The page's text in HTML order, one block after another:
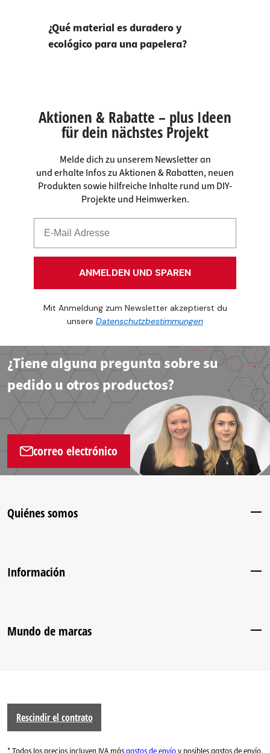
¿Qué material es duradero y
ecológico para una papelera?
Aktionen & Rabatte – plus Ideen
für dein nächstes Projekt
Melde dich zu unserem Newsletter an
und erhalte Infos zu Aktionen & Rabatten, neuen
Produkten sowie hilfreiche Inhalte rund um DIY-
Projekte und Heimwerken.
ANMELDEN UND SPAREN
Mit Anmeldung zum Newsletter akzeptierst du
unsere Datenschutzbestimmungen
¿Tiene alguna pregunta sobre su
pedido u otros productos?
correo electrónico
Quiénes somos
Información
Mundo de marcas
Rescindir el contrato